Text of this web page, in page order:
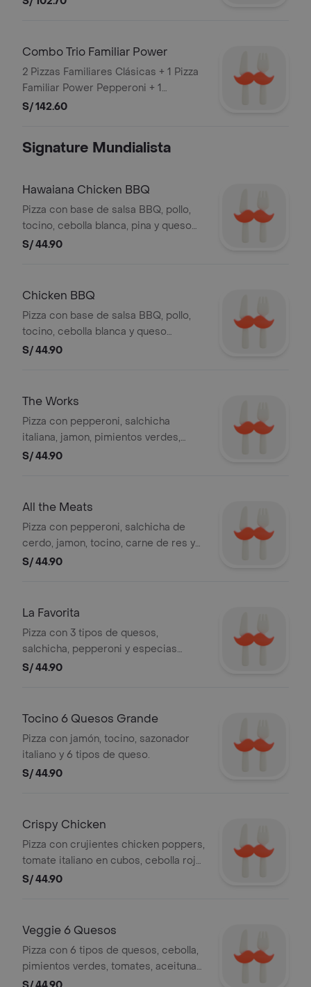
Combo Trio Familiar Power
2 Pizzas Familiares Clásicas + 1 Pizza
Familiar Power Pepperoni + 1
Gaseosa 1.5 L
S/ 142.60
Signature Mundialista
Hawaiana Chicken BBQ
Pizza con base de salsa BBQ, pollo,
tocino, cebolla blanca, pina y queso
mozzarella
S/ 44.90
Chicken BBQ
Pizza con base de salsa BBQ, pollo,
tocino, cebolla blanca y queso
mozzarella.
S/ 44.90
The Works
Pizza con pepperoni, salchicha
italiana, jamon, pimientos verdes,
cebolla blanca, champinones,
S/ 44.90
All the Meats
Pizza con pepperoni, salchicha de
cerdo, jamon, tocino, carne de res y
queso mozzarella
S/ 44.90
La Favorita
Pizza con 3 tipos de quesos,
salchicha, pepperoni y especias
italianas
S/ 44.90
Tocino 6 Quesos Grande
Pizza con jamón, tocino, sazonador
italiano y 6 tipos de queso.
S/ 44.90
Crispy Chicken
Pizza con crujientes chicken poppers,
tomate italiano en cubos, cebolla roja,
sazonador italiano, 4 tipos de quesos
S/ 44.90
Veggie 6 Quesos
Pizza con 6 tipos de quesos, cebolla,
pimientos verdes, tomates, aceitunas
negras, champiñones y sazonador